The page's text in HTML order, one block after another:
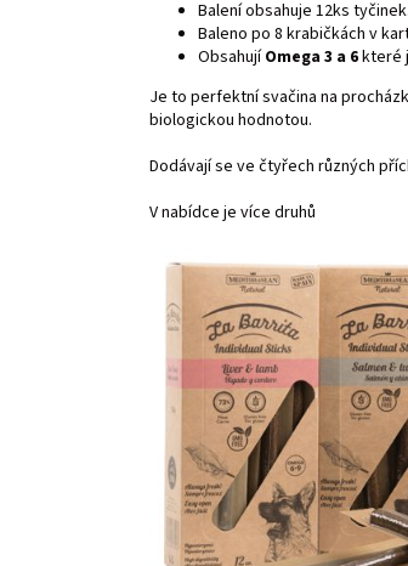
Balení obsahuje 12ks tyčinek.
Baleno po 8 krabičkách v
Obsahují Omega 3 a 6které
Je to perfektní svačina na
biologickou hodnotou.
Dodávají se ve čtyřech různých
V nabídce je více druhů